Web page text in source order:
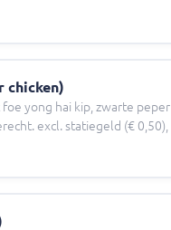
chicken)
yong hai kip, zwarte peper
excl. statiegeld (€ 0,50),